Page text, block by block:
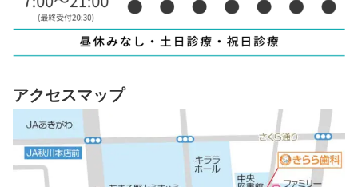
アクセスマップ